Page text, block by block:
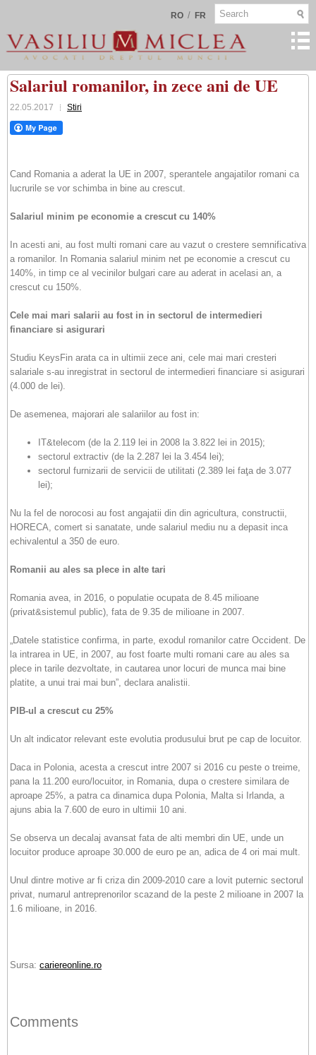
RO / FR
Salariul romanilor, in zece ani de UE
22.05.2017 Stiri
Cand Romania a aderat la UE in 2007, sperantele angajatilor romani ca
lucrurile se vor schimba in bine au crescut.
Salariul minim pe economie a crescut cu 140%
In acesti ani, au fost multi romani care au vazut o crestere semnificativa
a romanilor. In Romania salariul minim net pe economie a crescut cu
140%, in timp ce al vecinilor bulgari care au aderat in acelasi an, a
crescut cu 150%.
Cele mai mari salarii au fost in in sectorul de intermedieri
financiare si asigurari
Studiu KeysFin arata ca in ultimii zece ani, cele mai mari cresteri
salariale s-au inregistrat in sectorul de intermedieri financiare si asigurari
(4.000 de lei).
De asemenea, majorari ale salariilor au fost in:
IT&telecom (de la 2.119 lei in 2008 la 3.822 lei in 2015);
sectorul extractiv (de la 2.287 lei la 3.454 lei);
sectorul furnizarii de servicii de utilitati (2.389 lei faţa de 3.077
lei);
Nu la fel de norocosi au fost angajatii din din agricultura, constructii,
HORECA, comert si sanatate, unde salariul mediu nu a depasit inca
echivalentul a 350 de euro.
Romanii au ales sa plece in alte tari
Romania avea, in 2016, o populatie ocupata de 8.45 milioane
(privat&sistemul public), fata de 9.35 de milioane in 2007.
„Datele statistice confirma, in parte, exodul romanilor catre Occident. De
la intrarea in UE, in 2007, au fost foarte multi romani care au ales sa
plece in tarile dezvoltate, in cautarea unor locuri de munca mai bine
platite, a unui trai mai bun”, declara analistii.
PIB-ul a crescut cu 25%
Un alt indicator relevant este evolutia produsului brut pe cap de locuitor.
Daca in Polonia, acesta a crescut intre 2007 si 2016 cu peste o treime,
pana la 11.200 euro/locuitor, in Romania, dupa o crestere similara de
aproape 25%, a patra ca dinamica dupa Polonia, Malta si Irlanda, a
ajuns abia la 7.600 de euro in ultimii 10 ani.
Se observa un decalaj avansat fata de alti membri din UE, unde un
locuitor produce aproape 30.000 de euro pe an, adica de 4 ori mai mult.
Unul dintre motive ar fi criza din 2009-2010 care a lovit puternic sectorul
privat, numarul antreprenorilor scazand de la peste 2 milioane in 2007 la
1.6 milioane, in 2016.
Sursa: cariereonline.ro
Comments